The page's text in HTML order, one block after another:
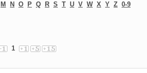
M N O P Q R S T U V W X Y Z 0-9
1